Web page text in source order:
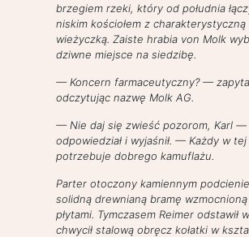
brzegiem rzeki, który od południa
niskim kościołem z
wieżyczką. Zaiste hrabia von Molk
dziwne miejsce na siedzibę.
— Koncern farmaceutyczny? —
odczytując nazwę Molk AG.
— Nie daj się zwieść pozorom, Karl —
odpowiedział i wyjaśnił. — Każdy w
potrzebuje dobrego kamuflażu.
Parter otoczony kamiennym
solidną drewnianą bramę
płytami. Tymczasem Reimer odstawił
chwycił stalową obręcz kołatki w